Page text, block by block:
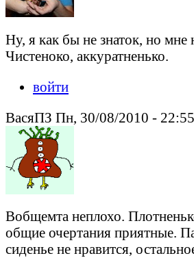
Ну, я как бы не знаток, но мне
Чистеноко, аккуратненько.
войти
ВасяПЗ Пн, 30/08/2010 - 22:55
Вобщемта неплохо.
общие очертания приятные.
сиденье не нравится,